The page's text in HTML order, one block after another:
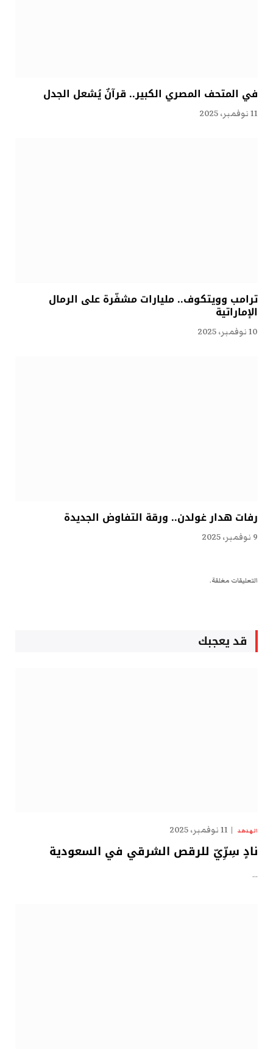
في المتحف المصري الكبير.. قرآنٌ يُشعل الجدل
11 نوفمبر، 2025
ترامب وويتكوف.. مليارات مشفّرة على الرمال
الإماراتية
10 نوفمبر، 2025
رفات هدار غولدن.. ورقة التفاوض الجديدة
9 نوفمبر، 2025
التعليقات مغلقة.
قد يعجبك
الهدهد 11 نوفمبر، 2025
نادٍ سِرِّيّ للرقص الشرقي في السعودية
…